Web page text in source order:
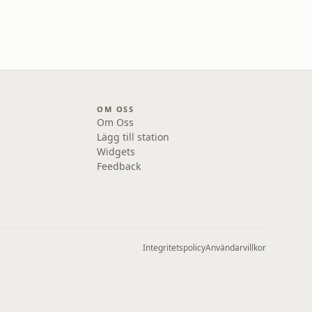
OM OSS
Om Oss
Lägg till station
Widgets
Feedback
IntegritetspolicyAnvändarvillkor